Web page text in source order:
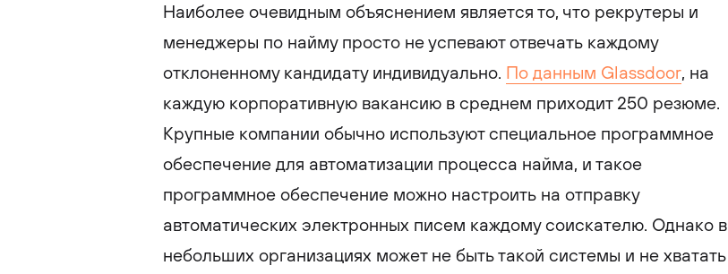
Наиболее очевидным объяснением является то, что рекрутеры и
менеджеры по найму просто не успевают отвечать каждому
отклоненному кандидату индивидуально. По данным Glassdoor, на
каждую корпоративную вакансию в среднем приходит 250 резюме.
Крупные компании обычно используют специальное программное
обеспечение для автоматизации процесса найма, и такое
программное обеспечение можно настроить на отправку
автоматических электронных писем каждому соискателю. Однако в
небольших организациях может не быть такой системы и не хватать